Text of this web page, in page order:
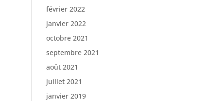
février 2022
janvier 2022
octobre 2021
septembre 2021
août 2021
juillet 2021
janvier 2019